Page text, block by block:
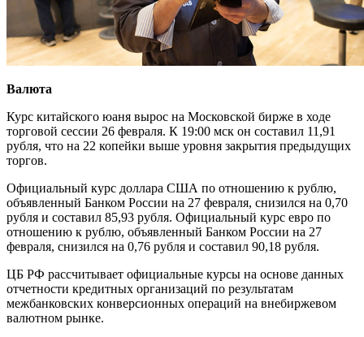
Валюта
Курс китайского юаня вырос на Московской бирже в ходе
торговой сессии 26 февраля. К 19:00 мск он составил 11,91
рубля, что на 22 копейки выше уровня закрытия предыдущих
торгов.
Официальный курс доллара США по отношению к рублю,
объявленный Банком России на 27 февраля, снизился на 0,70
рубля и составил 85,93 рубля. Официальный курс евро по
отношению к рублю, объявленный Банком России на 27
февраля, снизился на 0,76 рубля и составил 90,18 рубля.
ЦБ РФ рассчитывает официальные курсы на основе данных
отчетности кредитных организаций по результатам
межбанковских конверсионных операций на внебиржевом
валютном рынке.